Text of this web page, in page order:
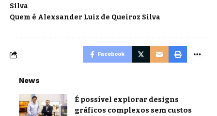
Silva
Quem é Alexsander Luiz de Queiroz Silva
Facebook
News
É possível explorar designs
gráficos complexos sem custos